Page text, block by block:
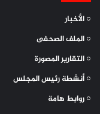
○ الأخبار
○ الملف الصحفى
○ التقارير المصورة
○ أنشطة رئيس المجلس
○ روابط هامة